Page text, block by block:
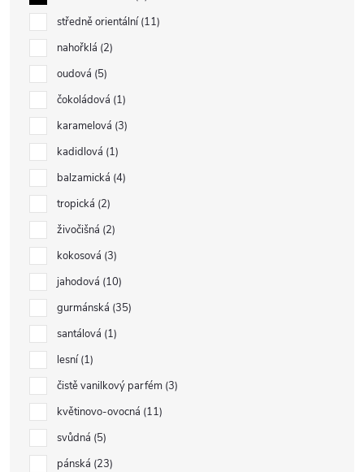
středně orientální 11
nahořklá 2
oudová 5
čokoládová 1
karamelová 3
kadidlová 1
balzamická 4
tropická 2
živočišná 2
kokosová 3
jahodová 10
gurmánská 35
santálová 1
lesní 1
čistě vanilkový parfém 3
květinovo-ovocná 11
svůdná 5
pánská 23